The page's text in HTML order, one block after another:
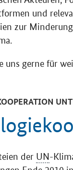
und
zur
uns gerne für
der UN-